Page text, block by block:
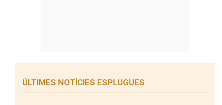
ÚLTIMES NOTÍCIES ESPLUGUES